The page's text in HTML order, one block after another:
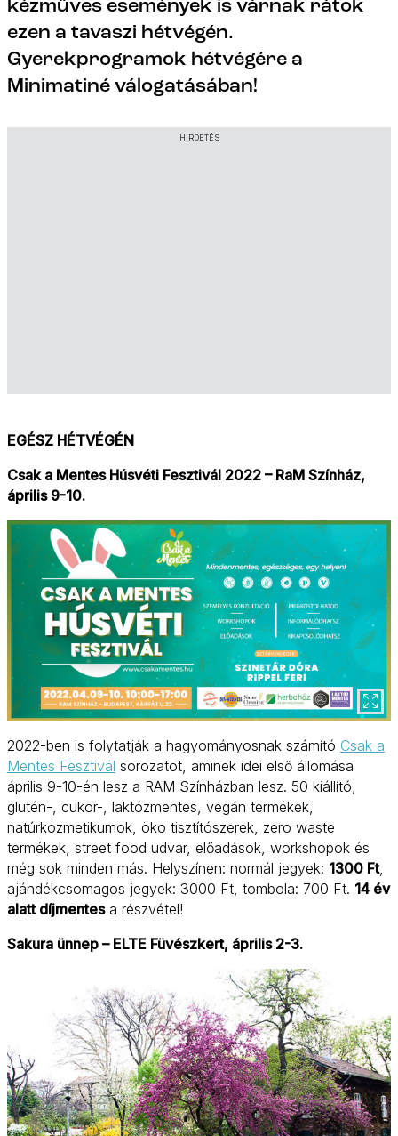
kézműves események is várnak rátok
ezen a tavaszi hétvégén.
Gyerekprogramok hétvégére a
Minimatiné válogatásában!
HIRDETÉS
EGÉSZ HÉTVÉGÉN
Csak a Mentes Húsvéti Fesztivál 2022 – RaM Színház,
április 9-10.
2022-ben is folytatják a hagyományosnak számító Csak a
Mentes Fesztivál sorozatot, aminek idei első állomása
április 9-10-én lesz a RAM Színházban lesz. 50 kiállító,
glutén-, cukor-, laktózmentes, vegán termékek,
natúrkozmetikumok, öko tisztítószerek, zero waste
termékek, street food udvar, előadások, workshopok és
még sok minden más. Helyszínen: normál jegyek: 1300 Ft,
ajándékcsomagos jegyek: 3000 Ft, tombola: 700 Ft. 14 év
alatt díjmentesa részvétel!
Sakura ünnep – ELTE Füvészkert, április 2-3.